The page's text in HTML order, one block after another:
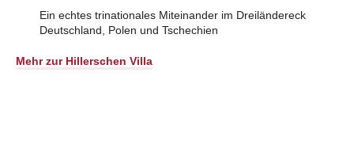
Ein echtes trinationales Miteinander im Dreiländereck
Deutschland, Polen und Tschechien
Mehr zur Hillerschen Villa